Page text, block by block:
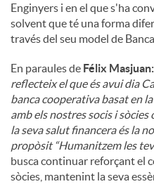
Enginyers i en el que s'ha
solvent que té una forma
través del seu model de
En paraules de Félix Masjuan:
reflecteix el que és avui dia
banca cooperativa basat en
amb els nostres socis i
la seva salut financera és la
propòsit “Humanitzem les
busca continuar reforçant el
sòcies, mantenint la seva